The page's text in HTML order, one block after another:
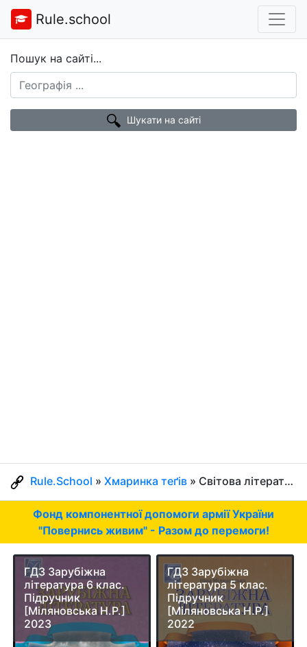
Rule.school
Пошук на сайті...
Шукати на сайті
Rule.School » Хмаринка теґів » Світова література » Сторінка 2
Фонд компонентної допомоги армії України
"Повернись живим" - Разом до перемоги!
ГДЗ Зарубіжна
література 6 клас.
Підручник
[Міляновська Н.Р.]
2023
ГДЗ Зарубіжна
література 5 клас.
Підручник
[Міляновська Н.Р.]
2022